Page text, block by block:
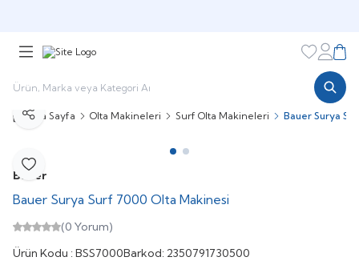
Favorilerim
Ana Sayfa Olta Makineleri Surf Olta Makineleri Bauer Surya
Favoriye Ekle
Paylaş
Bauer
Bauer Surya Surf 7000 Olta Makinesi
(0 Yorum)
Ürün Kodu : BSS7000Barkod: 2350791730500